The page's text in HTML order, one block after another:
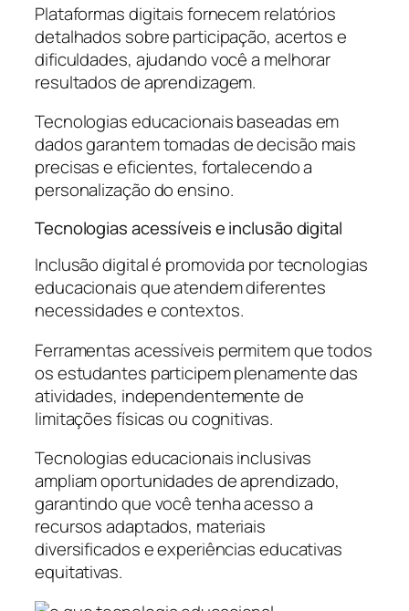
Plataformas digitais fornecem relatórios
detalhados sobre participação, acertos e
dificuldades, ajudando você a melhorar
resultados de aprendizagem.
Tecnologias educacionais baseadas em
dados garantem tomadas de decisão mais
precisas e eficientes, fortalecendo a
personalização do ensino.
Tecnologias acessíveis e inclusão digital
Inclusão digital é promovida por tecnologias
educacionais que atendem diferentes
necessidades e contextos.
Ferramentas acessíveis permitem que todos
os estudantes participem plenamente das
atividades, independentemente de
limitações físicas ou cognitivas.
Tecnologias educacionais inclusivas
ampliam oportunidades de aprendizado,
garantindo que você tenha acesso a
recursos adaptados, materiais
diversificados e experiências educativas
equitativas.